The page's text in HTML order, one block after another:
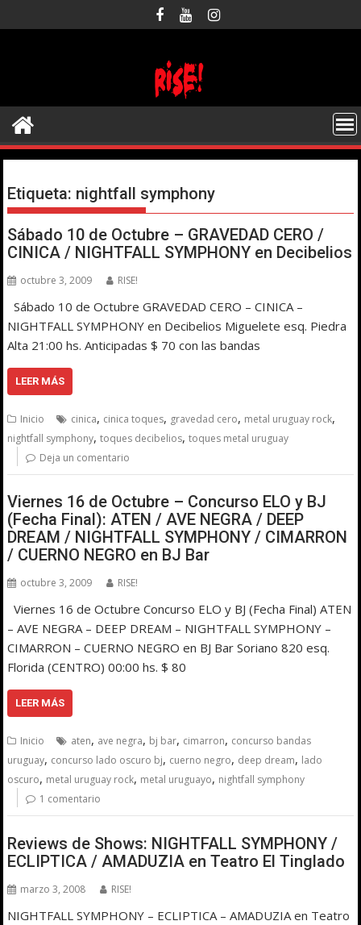
al
Etiqueta: nightfall symphony
Sábado 10 de Octubre – GRAVEDAD CERO /
CINICA / NIGHTFALL SYMPHONY en Decibelios
octubre 3, 2009 RISE!
Sábado 10 de Octubre GRAVEDAD CERO – CINICA –
NIGHTFALL SYMPHONY en Decibelios Miguelete esq. Piedra
Alta 21:00 hs. Anticipadas $ 70 con las bandas
LEER MÁS
Inicio cinica, cinica toques, gravedad cero, metal uruguay rock,
nightfall symphony,toques decibelios,toques metal uruguay
Deja un comentario
Viernes 16 de Octubre – Concurso ELO y BJ
(Fecha Final): ATEN / AVE NEGRA / DEEP
DREAM / NIGHTFALL SYMPHONY / CIMARRON
/ CUERNO NEGRO en BJ Bar
octubre 3, 2009 RISE!
Viernes 16 de Octubre Concurso ELO y BJ (Fecha Final) ATEN
– AVE NEGRA – DEEP DREAM – NIGHTFALL SYMPHONY –
CIMARRON – CUERNO NEGRO en BJ Bar Soriano 820 esq.
Florida (CENTRO) 00:00 hs. $ 80
LEER MÁS
Inicio aten, ave negra, bj bar, cimarron, concurso bandas
uruguay, concurso lado oscuro bj, cuerno negro, deep dream, lado
oscuro, metal uruguay rock, metal uruguayo, nightfall symphony
1 comentario
Reviews de Shows: NIGHTFALL SYMPHONY /
ECLIPTICA / AMADUZIA en Teatro El Tinglado
marzo 3, 2008 RISE!
NIGHTFALL SYMPHONY – ECLIPTICA – AMADUZIA en Teatro